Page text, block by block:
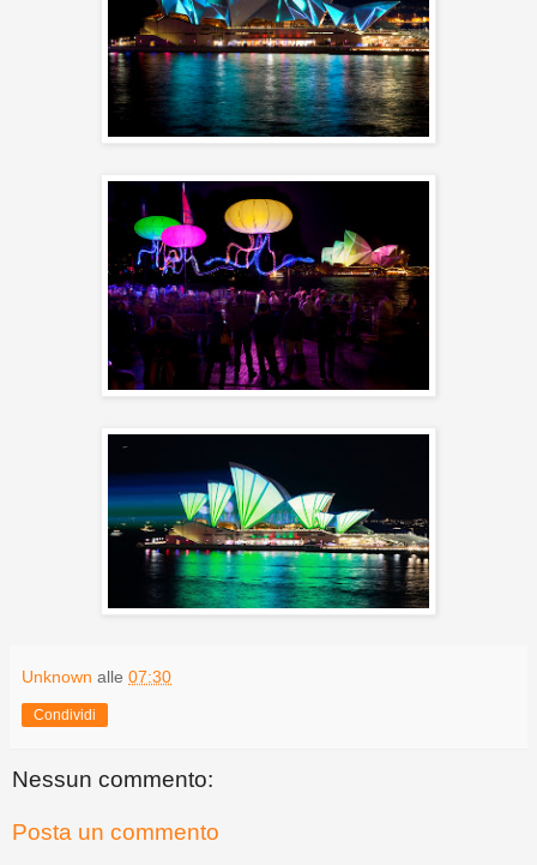
Unknown alle 07:30
Condividi
Nessun commento:
Posta un commento